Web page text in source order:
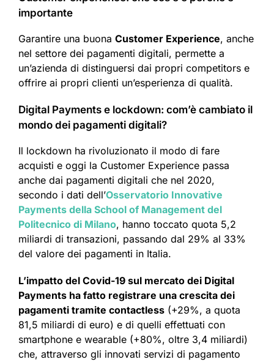
importante
Garantire una buona Customer Experience, anche
nel settore dei pagamenti digitali, permette a
un’azienda di distinguersi dai propri competitors e
offrire ai propri clienti un’esperienza di qualità.
Digital Payments e lockdown: com’è cambiato il
mondo dei pagamenti digitali?
Il lockdown ha rivoluzionato il modo di fare
acquisti e oggi la Customer Experience passa
anche dai pagamenti digitali che nel 2020,
secondo i dati dell’Osservatorio Innovative
Payments della School of Management del
Politecnico di Milano, hanno toccato quota 5,2
miliardi di transazioni, passando dal 29% al 33%
del valore dei pagamenti in Italia.
L’impatto del Covid-19 sul mercato dei Digital
Payments ha fatto registrare una crescita dei
pagamenti tramite contactless (+29%, a quota
81,5 miliardi di euro) e di quelli effettuati con
smartphone e wearable (+80%, oltre 3,4 miliardi)
che, attraverso gli innovati servizi di pagamento